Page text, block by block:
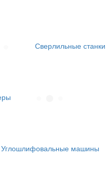
Сверлильные станки
Углошлифовальные машины